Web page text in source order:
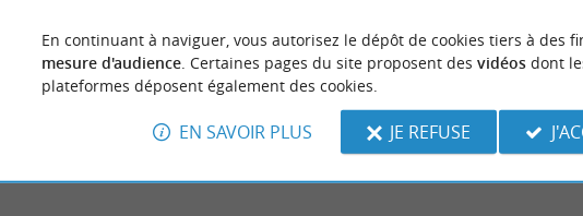
En continuant à naviguer, vous autorisez le dépôt de cookies tiers à des
mesure d'audience. Certaines pages du site proposent des vidéosdont
plateformes déposent également des cookies.
EN SAVOIR PLUS JE REFUSE